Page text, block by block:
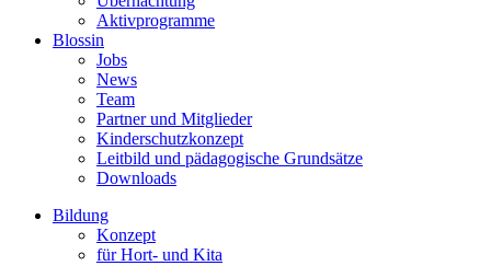
Aktivprogramme
Blossin
Jobs
News
Team
Partner und Mitglieder
Kinderschutzkonzept
Leitbild und pädagogische Grundsätze
Downloads
Bildung
Konzept
für Hort- und Kita